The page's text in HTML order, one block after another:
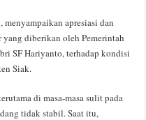
apresiasi dan
yang diberikan oleh Pemerintah
SF Hariyanto, terhadap kondisi
Siak.
di masa-masa sulit pada
tidak stabil. Saat itu,